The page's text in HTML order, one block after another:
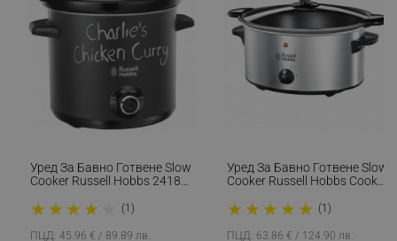
Уред За Бавно Готвене Slow
Cooker Russell Hobbs 24180-
Керамичен Съд, 3
Програми, Черен
★ ★ ★ ★ (1)
ПЦД: 45.96 € / 89.89 лв.
Уред За Бавно Готвене Slow
Cooker Russell Hobbs Cook
Програми, Запазване На
Топлината, Инокс
★ ★ ★ ★ ★ (1)
ПЦД: 63.86 € / 124.90 лв.